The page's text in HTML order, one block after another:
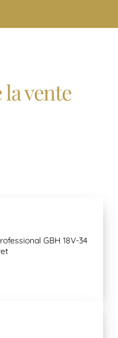
la vente
GBH 18V-34